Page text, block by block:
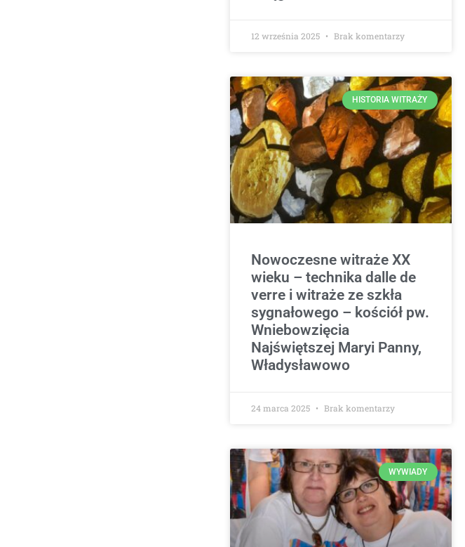
12 września 2025 Brak komentarzy
HISTORIA WITRAŻY
Nowoczesne witraże XX
wieku – technika dalle de
verre i witraże ze szkła
sygnałowego – kościół pw.
Wniebowzięcia
Najświętszej Maryi Panny,
Władysławowo
24 marca 2025 Brak komentarzy
WYWIADY